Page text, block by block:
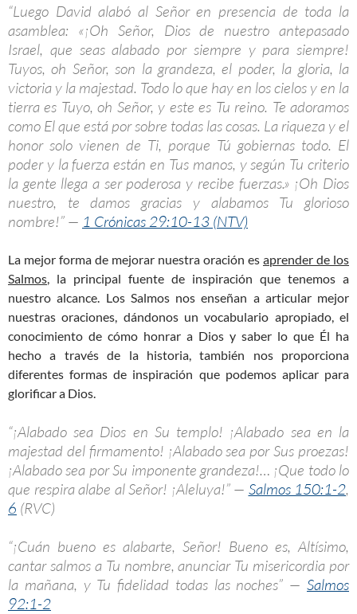
“Luego David alabó al Señor en presencia de toda la
asamblea: «¡Oh Señor, Dios de nuestro antepasado
Israel, que seas alabado por siempre y para siempre!
Tuyos, oh Señor, son la grandeza, el poder, la gloria, la
victoria y la majestad. Todo lo que hay en los cielos y en la
tierra es Tuyo, oh Señor, y este es Tu reino. Te adoramos
como El que está por sobre todas las cosas. La riqueza y el
honor solo vienen de Ti, porque Tú gobiernas todo. El
poder y la fuerza están en Tus manos, y según Tu criterio
la gente llega a ser poderosa y recibe fuerzas.» ¡Oh Dios
nuestro, te damos gracias y alabamos Tu glorioso
nombre!” — 1 Crónicas 29:10-13 (NTV)
La mejor forma de mejorar nuestra oración es aprender de los
Salmos , la principal fuente de inspiración que tenemos a
nuestro alcance. Los Salmos nos enseñan a articular mejor
nuestras oraciones, dándonos un vocabulario apropiado, el
conocimiento de cómo honrar a Dios y saber lo que Él ha
hecho a través de la historia, también nos proporciona
diferentes formas de inspiración que podemos aplicar para
glorificar a Dios.
“¡Alabado sea Dios en Su templo! ¡Alabado sea en la
majestad del firmamento! ¡Alabado sea por Sus proezas!
¡Alabado sea por Su imponente grandeza!… ¡Que todo lo
que respira alabe al Señor! ¡Aleluya!” — Salmos 150:1-2,
6 (RVC)
“¡Cuán bueno es alabarte, Señor! Bueno es, Altísimo,
cantar salmos a Tu nombre, anunciar Tu misericordia por
la mañana, y Tu fidelidad todas las noches” — Salmos
92:1-2